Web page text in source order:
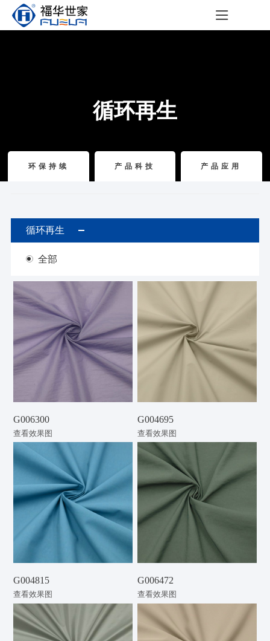
循环再生
环保持续 产品科技 产品应用
循环再生
全部
G006300
查看效果图
G004695
查看效果图
G004815
查看效果图
G006472
查看效果图